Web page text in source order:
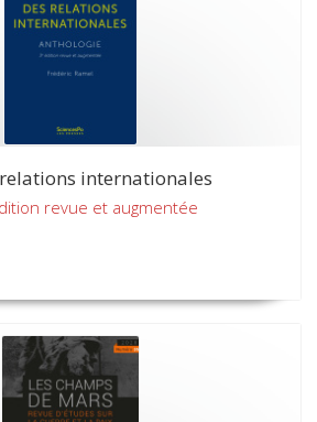
internationales
revue et augmentée